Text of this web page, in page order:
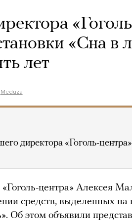
«Сна в
лет
Meduza
директора «Гоголь-
центра» Алексея
средств, выделенных на
Об этом объявили